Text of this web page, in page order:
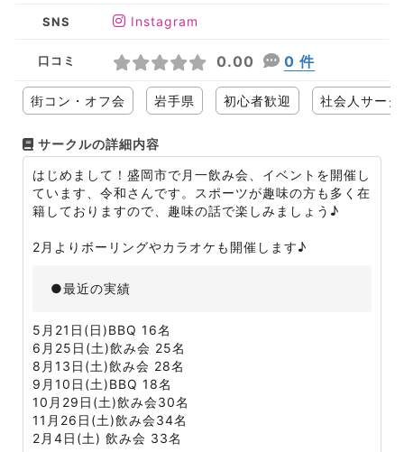
SNS Instagram
口コミ 0.00 0 件
街コン・オフ会 岩手県 初心者歓迎 社会人サーク
サークルの詳細内容
はじめまして！盛岡市で月一飲み会、イベントを開催し
ています、令和さんです。スポーツが趣味の方も多く在
籍しておりますので、趣味の話で楽しみましょう♪
2月よりボーリングやカラオケも開催します♪
●最近の実績
5月21日(日)BBQ 16名
6月25日(土)飲み会 25名
8月13日(土)飲み会 28名
9月10日(土)BBQ 18名
10月29日(土)飲み会30名
11月26日(土)飲み会34名
2月4日(土) 飲み会 33名